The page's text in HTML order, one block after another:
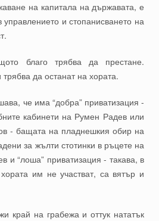
на капитала на държавата, е
и стопанисването на
благо трябва да престане.
да останат на хората.
че има “добра” приватизация -
кабинети на Румен Радев или
- бащата на пладнешкия обир на
за жълти стотинки в ръцете на
и “лоша” приватизация - такава, в
им не участват, са вятър и
край на грабежа и оттук нататък